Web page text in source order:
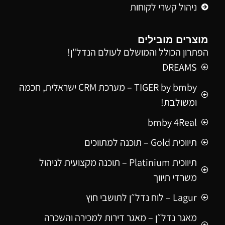
ניהול קשרי לקוחות
מוצרים מובילים
הפתרון הכולל והמושלם לעולם הנדל"ן!
DREAMS
TIGER by bmby – מערכת CRM ישראלית, חכמה
ומשולבת!
bmby 4Real
תיווכית Gold – תוכנה למתווכים
תיווכית Platinium – תוכנה מקצועית לניהול
משרדי תיווך
Lagur – לוח נדל״ן לתושבי חוץ
מאגר נדל״ן – מאגר דירות למכירה והשכרה